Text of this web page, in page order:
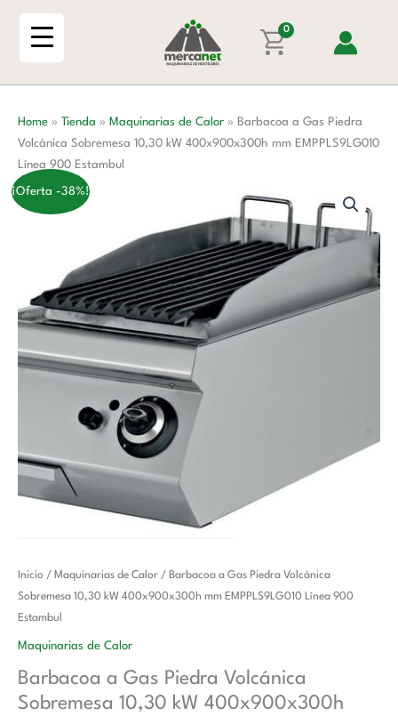
0
Home » Tienda » Maquinarias de Calor » Barbacoa a Gas Piedra
Volcánica Sobremesa 10,30 kW 400x900x300h mm EMPPLS9LG010
Línea 900 Estambul
¡Oferta -38%!
Inicio / Maquinarias de Calor / Barbacoa a Gas Piedra Volcánica
Sobremesa 10,30 kW 400x900x300h mm EMPPLS9LG010 Línea 900
Estambul
Maquinarias de Calor
Barbacoa a Gas Piedra Volcánica
Sobremesa 10,30 kW 400x900x300h
El
precio
era:
El
precio
Barbacoa
a
Gas
Piedra
Sobremesa
10,30
Volcánica
Sobremesa
10,30
400x900x300h
mm
EMPPLS9LG010
Línea
900